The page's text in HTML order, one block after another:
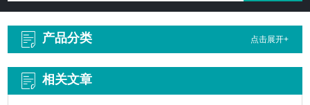
产品分类 点击展开+
相关文章